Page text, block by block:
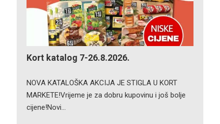
Kort katalog 7-26.8.2026.
NOVA KATALOŠKA AKCIJA JE STIGLA U KORT
MARKETE!Vrijeme je za dobru kupovinu i još bolje
cijene!Novi…